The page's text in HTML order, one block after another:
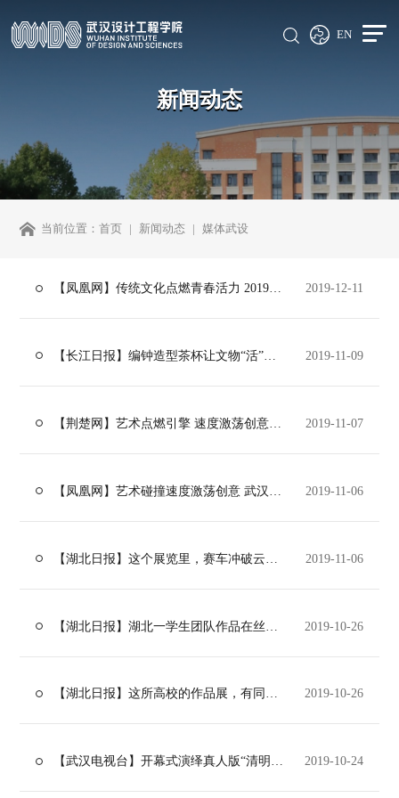
EN
新闻动态
当前位置：首页 新闻动态 媒体武设
【凤凰网】传统文化点燃青春活力 2019武当文化体验周走进武汉设计工程学院 2019-12-11
【长江日报】编钟造型茶杯让文物“活”起来，江汉路上这个好物集市蛮吸睛 2019-11-09
【荆楚网】艺术点燃引擎 速度激荡创意 武汉设计工程学院举办“艺·速”双展 2019-11-07
2019-11-06
2019-11-06
2019-10-26
【湖北日报】这所高校的作品展，有同学反串出演《牡丹亭》 2019-10-26
【武汉电视台】开幕式演绎真人版“清明上河图”背后的故事 2019-10-24